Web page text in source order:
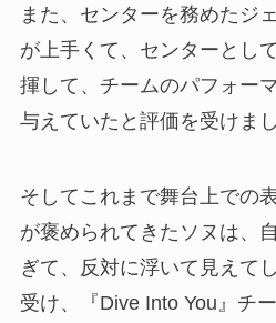
また、センターを務めたジ
が上手くて、センターとし
揮して、チームのパフォー
与えていたと評価を受けまし
そしてこれまで舞台上での
が褒められてきたソヌは、
ぎて、反対に浮いて見えて
受け、『Dive Into You』チ